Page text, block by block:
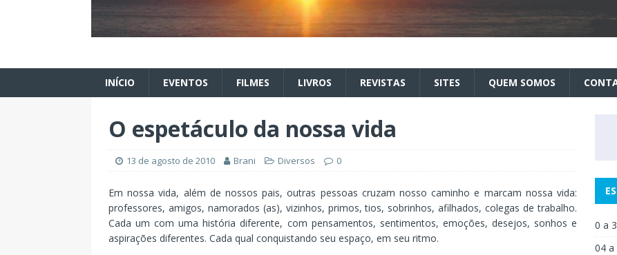
INÍCIO EVENTOS FILMES LIVROS REVISTAS SITES QUEM SOMOS
O espetáculo da nossa vida
13 de agosto de 2010 Brani Diversos 0
Em nossa vida, além de nossos pais, outras pessoas cruzam nosso caminho e marcam nossa vida:
professores, amigos, namorados (as), vizinhos, primos, tios, sobrinhos, afilhados, colegas de trabalho.
Cada um com uma história diferente, com pensamentos, sentimentos, emoções, desejos, sonhos e
aspirações diferentes. Cada qual conquistando seu espaço, em seu ritmo.
0 a
04 a